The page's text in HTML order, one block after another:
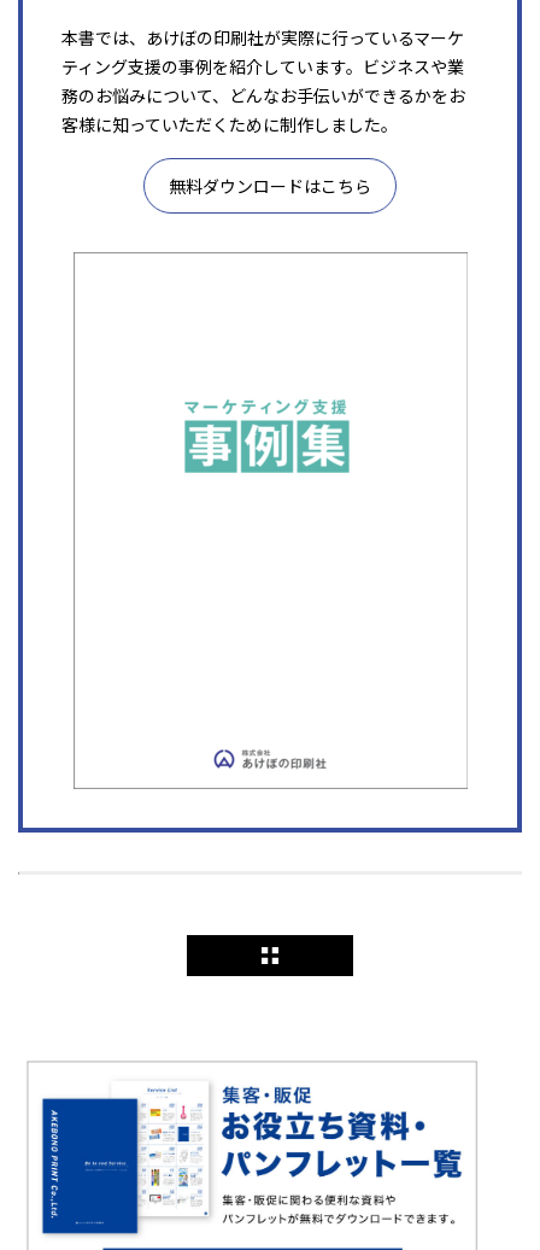
本書では、あけぼの印刷社が実際に行っているマーケ
ティング支援の事例を紹介しています。ビジネスや業
務のお悩みについて、どんなお手伝いができるかをお
客様に知っていただくために制作しました。
無料ダウンロードはこちら